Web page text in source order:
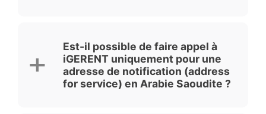
Est-il possible de faire appel à
iGERENT uniquement pour une
adresse de notification (address
for service) en Arabie Saoudite ?